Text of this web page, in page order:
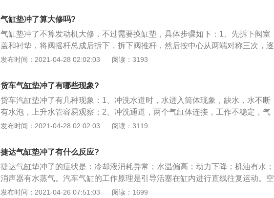
气缸垫冲了算大修吗?
气缸垫冲了不算发动机大修，不过需要换缸垫，具体步骤如下：1、先拆下阀室
盖和衬垫，将阀摇杆总成后拆下，拆下阀推杆，然后按中心从两端对称三次，逐
渐松开并拆下气缸盖螺栓，拆下气缸盖和气缸垫；2、然后将新气缸垫的光滑侧
缸盖时，应先用定位螺栓定位气缸盖，如用手拧紧其他气缸盖螺栓后再拆下定位
螺栓，装上气缸盖螺栓；4、使用扭矩扳手按相反顺序拆卸2-3次后逐渐拧紧至标
准扭矩，最后根据现场加注阀推杆、气门摇臂总成，注意检查调整气门间隙，安
装复杂的垫片和气门室盖。
发布时间：2021-04-28 02:02:03 阅读：3193
货车气缸垫冲了有哪些现象?
货车汽缸垫冲了有几种现象：1、冲洗水道时，水进入筒体现象，缺水，水不断
有水泡，上升水管容易观察；2、冲洗通道，两个气缸体连接，工作不稳定，气
缸压力最明显；3、水油道连接现象，油有水，水箱有油，很明显。
发布时间：2021-04-28 02:02:03 阅读：3119
捷达气缸垫冲了有什么反应?
捷达气缸垫冲了的症状是：冷却液消耗异常；水温偏高；动力下降；机油有水；
消声器有水蒸气。汽车气缸的工作原理是引导活塞在缸内进行直线往复运动。空
气在发动机气缸中通过膨胀将热能转化为机械能；气体在压缩机气缸中接受活塞
发布时间：2021-04-26 07:51:03 阅读：1699